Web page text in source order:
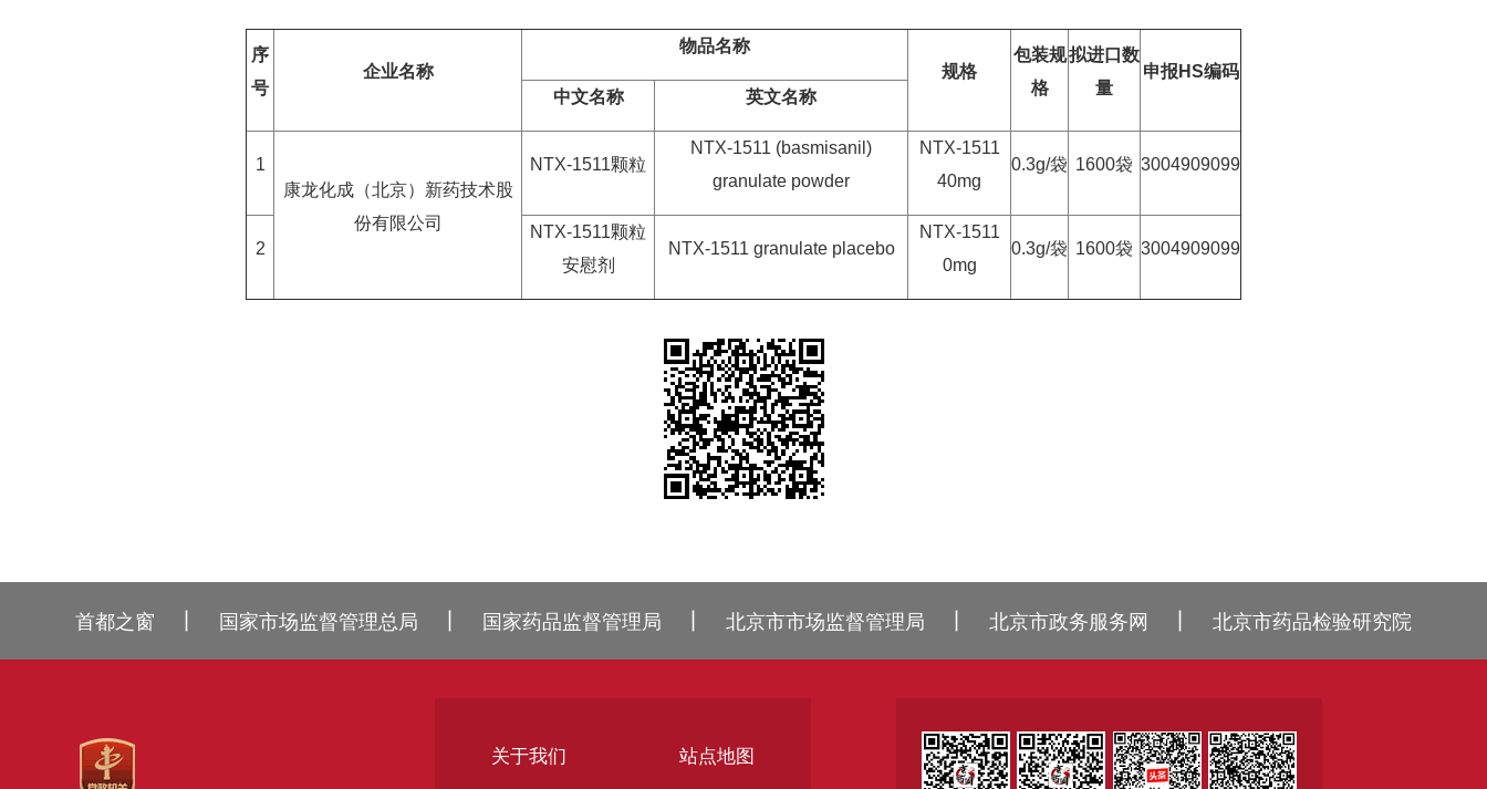
序
号
企业名称
物品名称
规格
包装规
格
拟进口数
量
申报HS编码
中文名称
英文名称
1
康龙化成（北京）新药技术股
份有限公司
NTX-1511颗粒
NTX-1511 (basmisanil)
granulate powder
NTX-1511
40mg
0.3g/袋 1600袋 3004909099
2
NTX-1511颗粒
安慰剂
NTX-1511 granulate placebo
NTX-1511
0mg
0.3g/袋 1600袋 3004909099
首都之窗 国家市场监督管理总局 国家药品监督管理局 北京市市场监督管理局 北京市政务服务网 北京市药品检验研究院
关于我们 站点地图